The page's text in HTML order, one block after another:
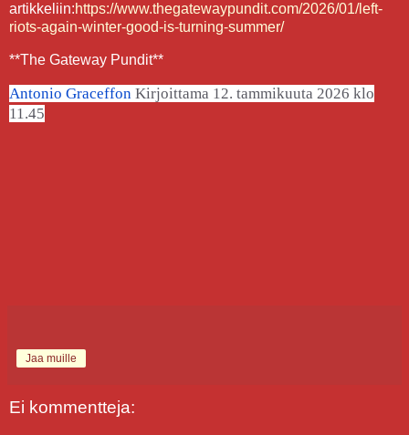
artikkeliin:https://www.thegatewaypundit.com/2026/01/left-
riots-again-winter-good-is-turning-summer/
**The Gateway Pundit**
Antonio Graceffon Kirjoittama 12. tammikuuta 2026 klo
11.45
Jaa muille
Ei kommentteja: